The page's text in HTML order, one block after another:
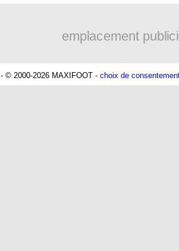
emplacement
- © 2000-2026 MAXIFOOT - choix de